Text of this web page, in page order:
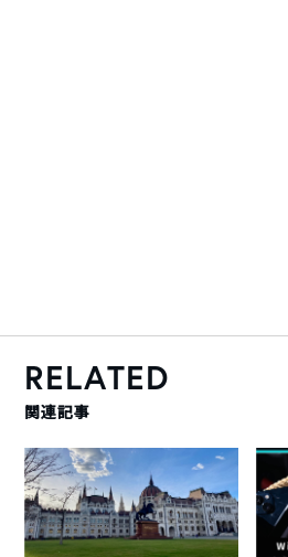
RELATED
関連記事